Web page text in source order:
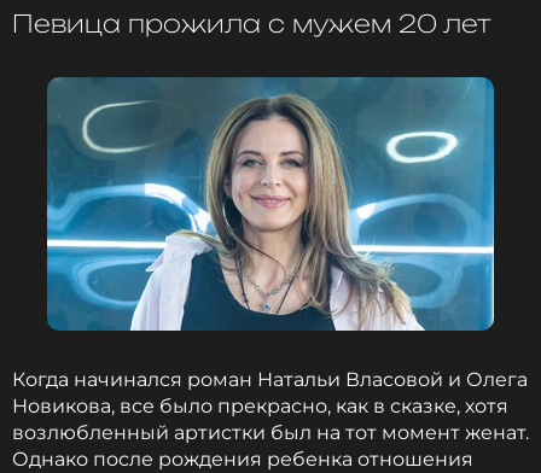
Певица прожила с мужем 20 лет
Когда начинался роман Натальи Власовой и Олега
Новикова, все было прекрасно, как в сказке, хотя
возлюбленный артистки был на тот момент женат.
Однако после рождения ребенка отношения